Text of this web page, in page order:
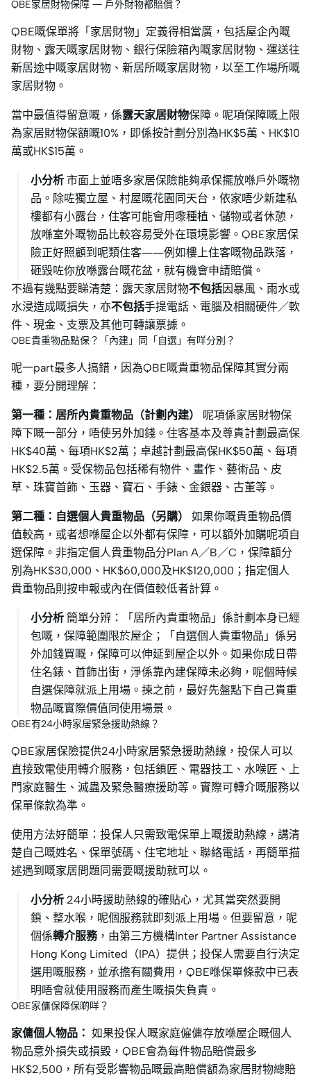
QBE家居財物保障 — 戶外財物都賠償？
QBE嘅保單將「家居財物」定義得相當廣，包括屋企內嘅
財物、露天嘅家居財物、銀行保險箱內嘅家居財物、運送往
新居途中嘅家居財物、新居所嘅家居財物，以至工作場所嘅
家居財物。
當中最值得留意嘅，係露天家居財物保障。呢項保障嘅上限
為家居財物保額嘅10%，即係按計劃分別為HK$5萬、HK$10
萬或HK$15萬。
小分析 市面上並唔多家居保險能夠承保擺放喺戶外嘅物
品。除咗獨立屋、村屋嘅花園同天台，依家唔少新建私
樓都有小露台，住客可能會用嚟種植、儲物或者休憩，
放喺室外嘅物品比較容易受外在環境影響。QBE家居保
險正好照顧到呢類住客——例如樓上住客嘅物品跌落，
砸毀咗你放喺露台嘅花盆，就有機會申請賠償。
不過有幾點要睇清楚：露天家居財物不包括因暴風、雨水或
水浸造成嘅損失，亦不包括手提電話、電腦及相關硬件／軟
件、現金、支票及其他可轉讓票據。
QBE貴重物品點保？「內建」同「自選」有咩分別？
呢一part最多人搞錯，因為QBE嘅貴重物品保障其實分兩
種，要分開理解：
第一種：居所內貴重物品（計劃內建）
呢項係家居財物保
障下嘅一部分，唔使另外加錢。住客基本及尊貴計劃最高保
HK$40萬、每項HK$2萬；卓越計劃最高保HK$50萬、每項
HK$2.5萬。受保物品包括稀有物件、畫作、藝術品、皮
草、珠寶首飾、玉器、寶石、手錶、金銀器、古董等。
第二種：自選個人貴重物品（另購）
如果你嘅貴重物品價
值較高，或者想喺屋企以外都有保障，可以額外加購呢項自
選保障。非指定個人貴重物品分Plan A／B／C，保障額分
別為HK$30,000、HK$60,000及HK$120,000；指定個人
貴重物品則按申報或內在價值較低者計算。
小分析 簡單分辨：「居所內貴重物品」係計劃本身已經
包嘅，保障範圍限於屋企；「自選個人貴重物品」係另
外加錢買嘅，保障可以伸延到屋企以外。如果你成日帶
住名錶、首飾出街，淨係靠內建保障未必夠，呢個時候
自選保障就派上用場。揀之前，最好先盤點下自己貴重
物品嘅實際價值同使用場景。
QBE有24小時家居緊急援助熱線？
QBE家居保險提供24小時家居緊急援助熱線，投保人可以
直接致電使用轉介服務，包括鎖匠、電器技工、水喉匠、上
門家庭醫生、滅蟲及緊急醫療援助等。實際可轉介嘅服務以
保單條款為準。
使用方法好簡單：投保人只需致電保單上嘅援助熱線，講清
楚自己嘅姓名、保單號碼、住宅地址、聯絡電話，再簡單描
述遇到嘅家居問題同需要嘅援助就可以。
小分析 24小時援助熱線的確貼心，尤其當突然要開
鎖、整水喉，呢個服務就即刻派上用場。但要留意，呢
個係轉介服務，由第三方機構Inter Partner Assistance
Hong Kong Limited（IPA）提供；投保人需要自行決定
選用嘅服務，並承擔有關費用，QBE喺保單條款中已表
明唔會就使用服務而產生嘅損失負責。
QBE家傭保障保啲咩？
家傭個人物品： 如果投保人嘅家庭僱傭存放喺屋企嘅個人
物品意外損失或損毀，QBE會為每件物品賠償最多
HK$2,500，所有受影響物品嘅最高賠償額為家居財物總賠